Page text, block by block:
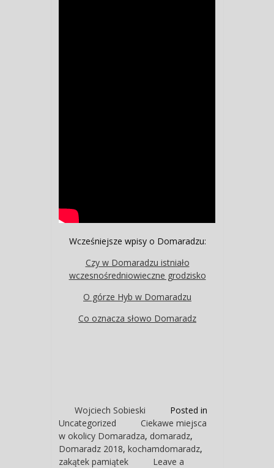
Wcześniejsze wpisy o Domaradzu:
Czy w Domaradzu istniało
wczesnośredniowieczne grodzisko
O górze Hyb w Domaradzu
Co oznacza słowo Domaradz
Wojciech Sobieski
Posted in
Uncategorized
Ciekawe miejsca
w okolicy Domaradza, domaradz,
Domaradz 2018,kochamdomaradz,
zakątek pamiątek
Leave a